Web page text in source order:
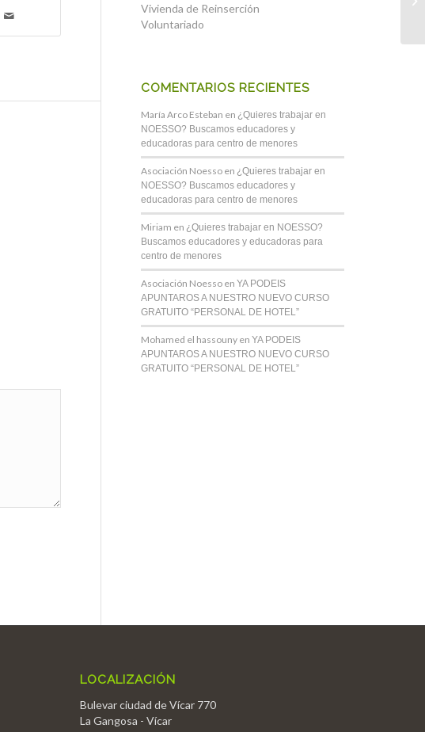
Vivienda de Reinserción
Voluntariado
COMENTARIOS RECIENTES
María Arco Esteban en ¿Quieres trabajar en
NOESSO? Buscamos educadores y
educadoras para centro de menores
Asociación Noesso en ¿Quieres trabajar en
NOESSO? Buscamos educadores y
educadoras para centro de menores
Miriam en ¿Quieres trabajar en NOESSO?
Buscamos educadores y educadoras para
centro de menores
Asociación Noesso enYA PODEIS
APUNTAROS A NUESTRO NUEVO CURSO
GRATUITO “PERSONAL DE HOTEL”
Mohamed el hassouny enYA PODEIS
APUNTAROS A NUESTRO NUEVO CURSO
GRATUITO “PERSONAL DE HOTEL”
LOCALIZACIÓN
Bulevar ciudad de Vícar 770
La Gangosa - Vícar